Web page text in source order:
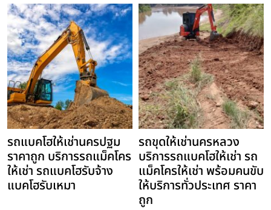
รถแบคโฮให้เช่านครปฐม
ราคาถูก บริการรถแม็คโคร
ให้เช่า รถแบคโฮรับจ้าง
แบคโฮรับเหมา
รถขุดให้เช่านครหลวง
บริการรถแบคโฮให้เช่า รถ
แม็คโครให้เช่า พร้อมคนขับ
ให้บริการทั่วประเทศ ราคา
ถูก